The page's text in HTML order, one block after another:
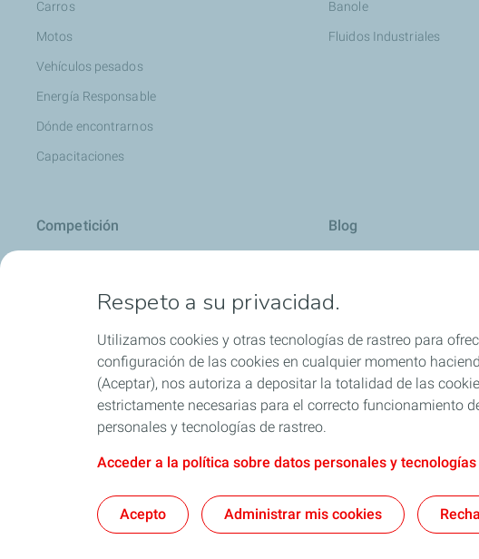
Carros
Motos
Vehículos pesados
Energía Responsable
Dónde encontrarnos
Capacitaciones
Banole
Fluidos Industriales
Competición
Motociclismo
Blog
Motos: consejos y
Consejos útiles
Motores Diesel: consejos
Política SAGRILAFTPolítica
Respeto a su privacidad.
Utilizamos cookies y otras tecnologías de rastreo para
configuración de las cookies en cualquier momento
(Aceptar), nos autoriza a depositar la totalidad de las
estrictamente necesarias para el correcto funcionamiento
personales y tecnologías de rastreo.
Acceder a la política sobre datos personales y
Acepto Administrar mis cookies